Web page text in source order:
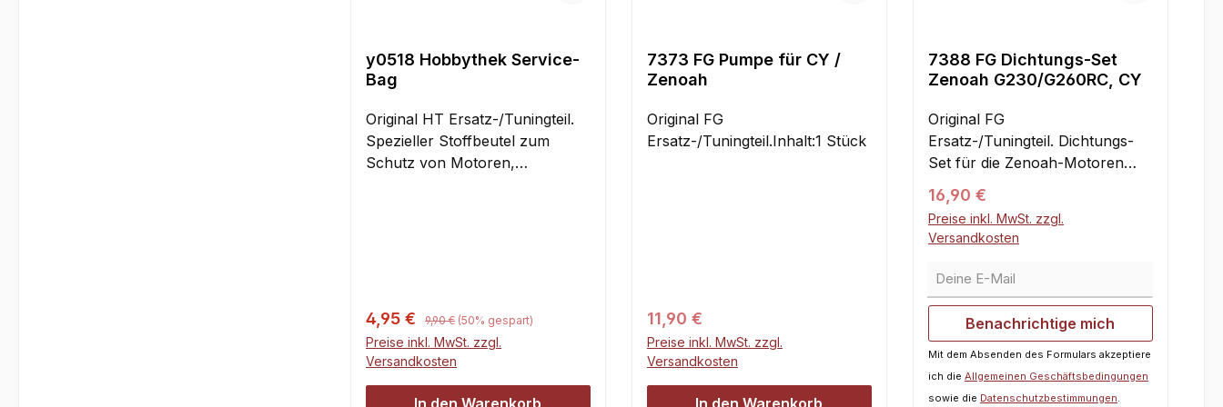
y0518 Hobbythek Service-
Bag
Original HT Ersatz-/Tuningteil.
Spezieller Stoffbeutel zum
Schutz von Motoren,
nicht im Lieferumfang enthalten.
Verkaufspreis:
4,95 € Regulärer Preis:
9,90 € (50% gespart)
Preise inkl. MwSt. zzgl.
Versandkosten
7373 FG Pumpe für CY /
Zenoah
Original FG
Ersatz-/Tuningteil.Inhalt:1 Stück
Regulärer Preis:
11,90 €
Preise inkl. MwSt. zzgl.
Versandkosten
7388 FG Dichtungs-Set
Zenoah G230/G260RC, CY
Original FG
Ersatz-/Tuningteil. Dichtungs-
Set für die Zenoah-Motoren
G230 und G260RC. Die
Lieferung kann in vom Foto
abweichender Farbe erfolgen.
Hierauf besteht unsererseits
kein Einfluss, da wir nicht der
Hersteller sind. Set besteht aus
den nachfolgend aufgeführten
Teilen:7332
Schalldämpferdichtung für CY /
Zenoah7335 Dichtung für
Isolator CY / Zenoah7337
Regulärer Preis:
16,90 €
Preise inkl. MwSt. zzgl.
Versandkosten
Deine E-Mail
Benachrichtige mich
Mit dem Absenden des Formulars akzeptiere
ich die Allgemeinen Geschäftsbedingungen
sowie die Datenschutzbestimmungen.